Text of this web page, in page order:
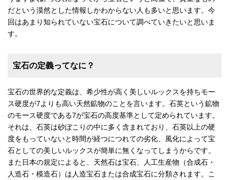
だという漠然とした情報しかわからない人も多いと思います。今
回はあまり知られていない宝石について調べていきたいと思いま
す。
宝石の定義ってなに？
宝石の世界的な定義は、希少性が高く美しいルックスを持ちモー
ス硬度が7よりも高い天然鉱物のことを言います。石英という鉱物
のモース硬度である7が宝石の高度基準として定められています。
それは、石英は砂ぼこりの中に多く含まれており、石英以上の硬
度をもっていないと時間が経つにつれての劣化、風化によって宝
石としての美しいルックスが簡単に無くなってしまうからです。
また日本の規定によると、天然石は宝石、人工生産物（合成石・
人造石・模造石）は人造宝石または合成宝石に分類されます。こ